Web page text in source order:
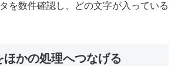
を数件確認し、どの文字が入っている
ほかの処理へつなげる